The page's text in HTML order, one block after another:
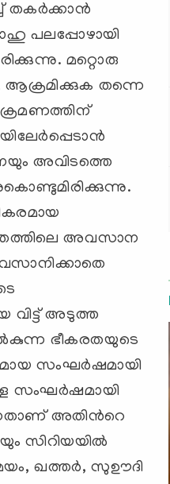
തകര്‍ക്കാന്‍
പലപ്പോഴായി
മറ്റൊരു
ആക്രമിക്കുക തന്നെ
അവിടത്തെ
അവസാന
വിട്ട് അടുത്ത
ഭീകരതയുടെ
സംഘര്‍ഷമായി
സംഘര്‍ഷമായി
അതിന്‍റെ
സിറിയയില്‍
ഖത്തര്‍, സുഊദി